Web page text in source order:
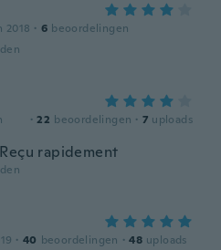
2018 · 6 beoordelingen
· 22 beoordelingen · 7 uploads
rapidement
· 40 beoordelingen · 48 uploads